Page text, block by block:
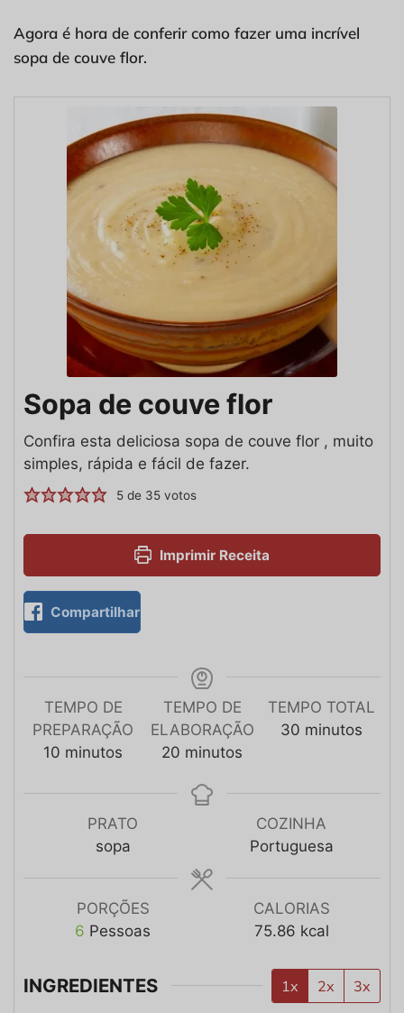
Agora é hora de conferir como fazer uma incrível
sopa de couve flor.
Sopa de couve flor
Confira esta deliciosa sopa de couve flor , muito
simples, rápida e fácil de fazer.
5 de 35 votos
Imprimir Receita
Compartilhar
TEMPO DE
PREPARAÇÃO
10 minutos
TEMPO DE
ELABORAÇÃO
20 minutos
TEMPO TOTAL
30 minutos
PRATO
sopa
COZINHA
Portuguesa
PORÇÕES
6 Pessoas
CALORIAS
75.86 kcal
INGREDIENTES 1x 2x 3x